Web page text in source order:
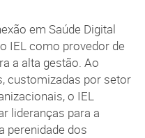
em Saúde Digital
IEL como provedor de
a alta gestão. Ao
customizadas por setor
o IEL
lideranças para a
perenidade dos